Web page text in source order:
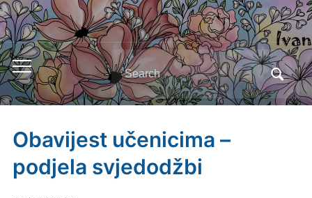
Toggle
mobile
menu
Search
for:
Obavijest učenicima –
podjela svjedodžbi